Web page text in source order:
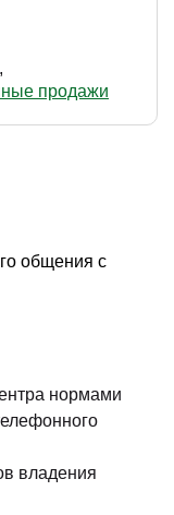
продажи
общения с
нормами
владения